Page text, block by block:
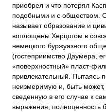
приобрел и что потерял
подобными и с обществом.
называет образование и
воплощены Херцогом в
немецкого буржуазного
(гостеприимство Даумера,
«поверхностный» пласт-
привлекательный. Пытаясь
неизмеримую и, быть может,
сведенную в его случае к
выражения, полноценность